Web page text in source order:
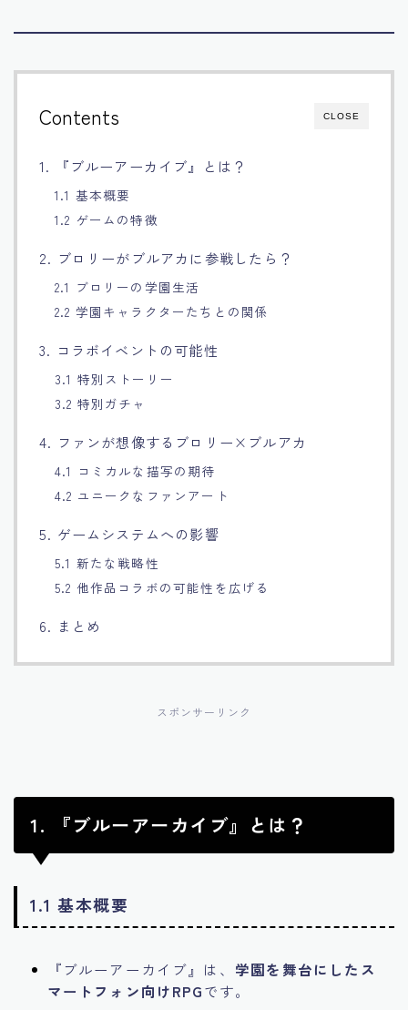
CLOSE
Contents
1. 『ブルーアーカイブ』とは？
1.1 基本概要
1.2 ゲームの特徴
2. ブロリーがブルアカに参戦したら？
2.1 ブロリーの学園生活
2.2 学園キャラクターたちとの関係
3. コラボイベントの可能性
3.1 特別ストーリー
3.2 特別ガチャ
4. ファンが想像するブロリー×ブルアカ
4.1 コミカルな描写の期待
4.2 ユニークなファンアート
5. ゲームシステムへの影響
5.1 新たな戦略性
5.2 他作品コラボの可能性を広げる
6. まとめ
スポンサーリンク
1. 『ブルーアーカイブ』とは？
1.1 基本概要
『ブルーアーカイブ』は、 学園を舞台にしたス
マートフォン向けRPGです。